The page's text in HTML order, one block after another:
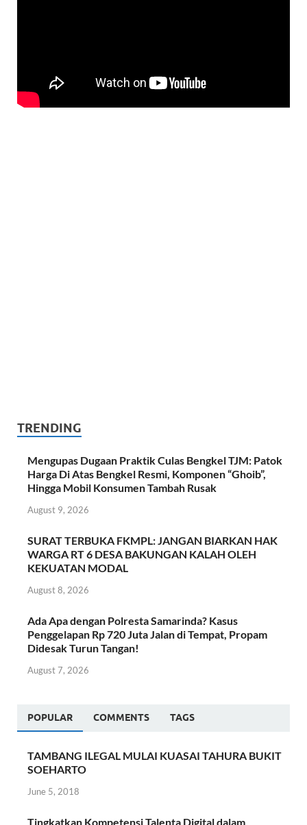
TRENDING
Mengupas Dugaan Praktik Culas Bengkel TJM: Patok
Harga Di Atas Bengkel Resmi, Komponen “Ghoib”,
Hingga Mobil Konsumen Tambah Rusak
August 9, 2026
SURAT TERBUKA FKMPL: JANGAN BIARKAN HAK
WARGA RT 6 DESA BAKUNGAN KALAH OLEH
KEKUATAN MODAL
August 8, 2026
Ada Apa dengan Polresta Samarinda? Kasus
Penggelapan Rp 720 Juta Jalan di Tempat, Propam
Didesak Turun Tangan!
August 7, 2026
POPULAR COMMENTS TAGS
TAMBANG ILEGAL MULAI KUASAI TAHURA BUKIT
SOEHARTO
June 5, 2018
Tingkatkan Kompetensi Talenta Digital dalam